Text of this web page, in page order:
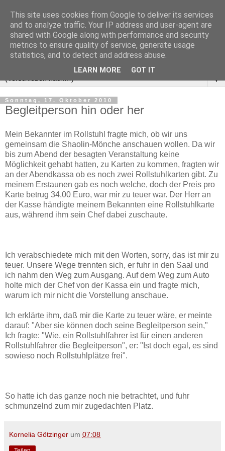
▼
Sonntag, 17. Oktober 2010
Begleitperson hin oder her
Mein Bekannter im Rollstuhl fragte mich, ob wir uns
gemeinsam die Shaolin-Mönche anschauen wollen. Da wir
bis zum Abend der besagten Veranstaltung keine
Möglichkeit gehabt hatten, zu Karten zu kommen, fragten wir
an der Abendkassa ob es noch zwei Rollstuhlkarten gibt. Zu
meinem Erstaunen gab es noch welche, doch der Preis pro
Karte betrug 34,00 Euro, war mir zu teuer war. Der Herr an
der Kasse händigte meinem Bekannten eine Rollstuhlkarte
aus, während ihm sein Chef dabei zuschaute.
Ich verabschiedete mich mit den Worten, sorry, das ist mir zu
teuer. Unsere Wege trennten sich, er fuhr in den Saal und
ich nahm den Weg zum Ausgang. Auf dem Weg zum Auto
holte mich der Chef von der Kassa ein und fragte mich,
warum ich mir nicht die Vorstellung anschaue.
Ich erklärte ihm, daß mir die Karte zu teuer wäre, er meinte
darauf: "Aber sie können doch seine Begleitperson sein,"
Ich fragte: "Wie, ein Rollstuhlfahrer ist für einen anderen
Rollstuhlfahrer die Begleitperson", er: "Ist doch egal, es sind
sowieso noch Rollstuhlplätze frei".
So hatte ich das ganze noch nie betrachtet, und fuhr
schmunzelnd zum mir zugedachten Platz.
Kornelia Götzinger um 07:08
This site uses cookies from Google to deliver its services
and to analyze traffic. Your IP address and user-agent are
shared with Google along with performance and security
metrics to ensure quality of service, generate usage
statistics, and to detect and address abuse.
LEARN MORE GOT IT